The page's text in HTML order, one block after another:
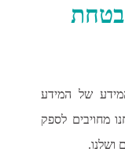
של המידע
לספק